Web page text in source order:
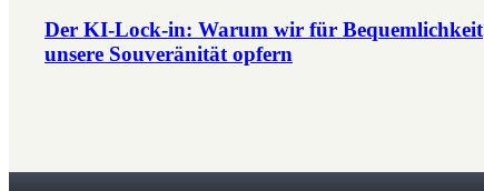
Der KI-Lock-in: Warum wir für Bequemlichkeit
unsere Souveränität opfern